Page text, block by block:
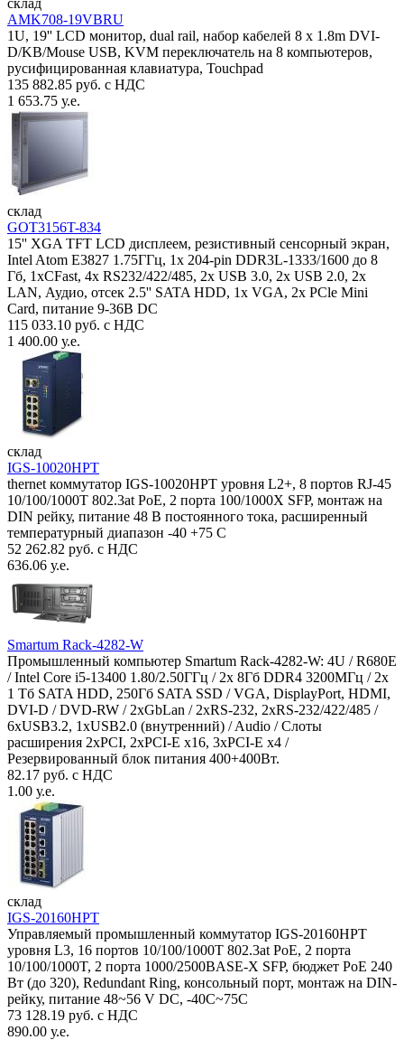
AMK708-19VBRU
1U, 19'' LCD монитор, dual rail, набор кабелей 8 x 1.8m DVI-
D/KB/Mouse USB, KVM переключатель на 8 компьютеров,
русифицированная клавиатура, Touchpad
135 882.85 руб. с НДС
1 653.75 у.е.
склад
GOT3156T-834
15'' XGA TFT LCD дисплеем, резистивный сенсорный экран,
Intel Atom E3827 1.75ГГц, 1x 204-pin DDR3L-1333/1600 до 8
Гб, 1xCFast, 4x RS232/422/485, 2x USB 3.0, 2x USB 2.0, 2x
LAN, Аудио, отсек 2.5'' SATA HDD, 1x VGA, 2x PCle Mini
Card, питание 9-36В DC
115 033.10 руб. с НДС
1 400.00 у.е.
склад
IGS-10020HPT
thernet коммутатор IGS-10020HPT уровня L2+, 8 портов RJ-45
10/100/1000T 802.3at PoE, 2 порта 100/1000X SFP, монтаж на
DIN рейку, питание 48 В постоянного тока, расширенный
температурный диапазон -40 +75 С
52 262.82 руб. с НДС
636.06 у.е.
Smartum Rack-4282-W
Промышленный компьютер Smartum Rack-4282-W: 4U / R680E
/ Intel Core i5-13400 1.80/2.50ГГц / 2x 8Гб DDR4 3200МГц / 2x
1 Тб SATA HDD, 250Гб SATA SSD / VGA, DisplayPort, HDMI,
DVI-D / DVD-RW / 2xGbLan / 2xRS-232, 2xRS-232/422/485 /
6xUSB3.2, 1xUSB2.0 (внутренний) / Audio / Слоты
расширения 2xPCI, 2xPCI-E x16, 3xPCI-E x4 /
Резервированный блок питания 400+400Вт.
82.17 руб. с НДС
1.00 у.е.
склад
IGS-20160HPT
Управляемый промышленный коммутатор IGS-20160HPT
уровня L3, 16 портов 10/100/1000T 802.3at PoE, 2 порта
10/100/1000T, 2 порта 1000/2500BASE-X SFP, бюджет PoE 240
Вт (до 320), Redundant Ring, консольный порт, монтаж на DIN-
рейку, питание 48~56 V DC, -40С~75C
73 128.19 руб. с НДС
890.00 у.е.